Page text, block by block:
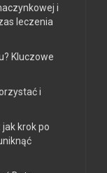
i
leczenia
Kluczowe
i
krok po